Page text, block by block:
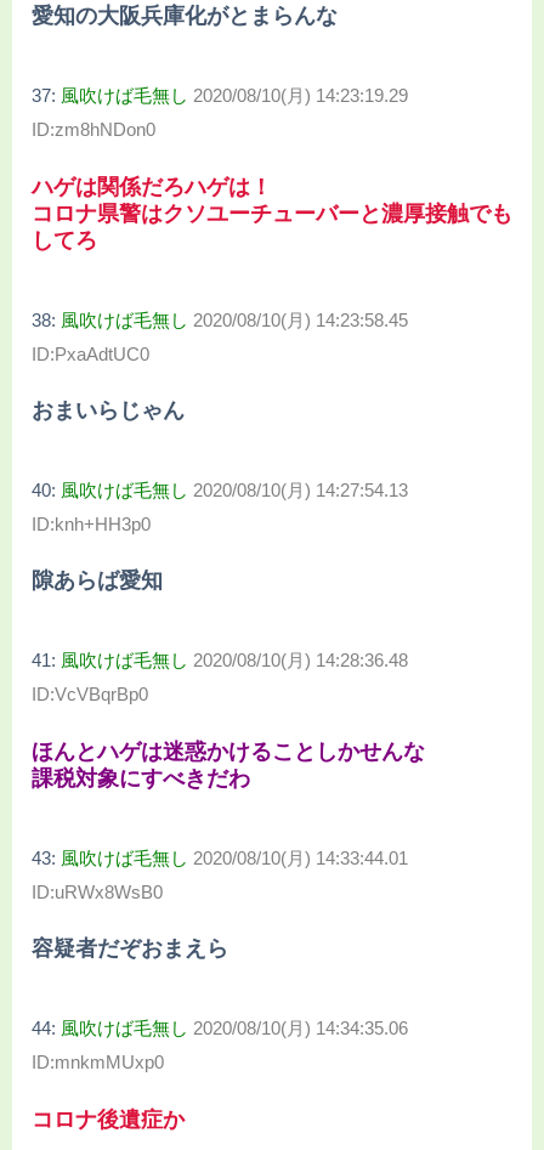
愛知の大阪兵庫化がとまらんな
37: 風吹けば毛無し 2020/08/10(月) 14:23:19.29
ID:zm8hNDon0
ハゲは関係だろハゲは！
コロナ県警はクソユーチューバーと濃厚接触でも
してろ
38: 風吹けば毛無し 2020/08/10(月) 14:23:58.45
ID:PxaAdtUC0
おまいらじゃん
40: 風吹けば毛無し 2020/08/10(月) 14:27:54.13
ID:knh+HH3p0
隙あらば愛知
41: 風吹けば毛無し 2020/08/10(月) 14:28:36.48
ID:VcVBqrBp0
ほんとハゲは迷惑かけることしかせんな
課税対象にすべきだわ
43: 風吹けば毛無し 2020/08/10(月) 14:33:44.01
ID:uRWx8WsB0
容疑者だぞおまえら
44: 風吹けば毛無し 2020/08/10(月) 14:34:35.06
ID:mnkmMUxp0
コロナ後遺症か